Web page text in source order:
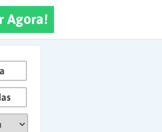
Agora!